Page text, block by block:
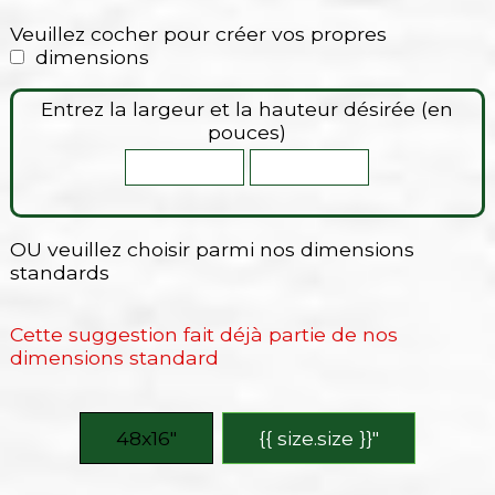
Veuillez cocher pour créer vos propres
dimensions
Entrez la largeur et la hauteur désirée (en
pouces)
OU veuillez choisir parmi nos dimensions
standards
Cette suggestion fait déjà partie de nos
dimensions standard
48x16″ {{ size.size }}″